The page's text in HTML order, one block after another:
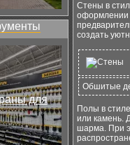
для
Стены в
оформлении
создать
Обшитые
Полы в
или камень.
шарма. При